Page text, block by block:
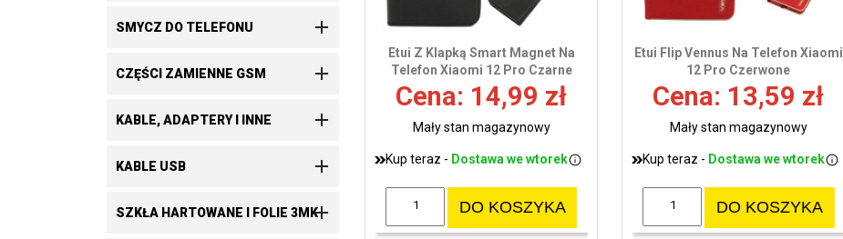
SMYCZ DO TELEFONU 
CZĘŚCI ZAMIENNE GSM 
KABLE, ADAPTERY I INNE 
KABLE USB 
SZKŁA HARTOWANE I FOLIE 3MK
Etui Z Klapką Smart Magnet Na
Telefon Xiaomi 12 Pro Czarne
Cena: 14,99 zł
Mały stan magazynowy
Kup teraz - Dostawa we wtorek
DO KOSZYKA
Etui Flip Vennus Na Telefon Xiaomi
12 Pro Czerwone
Cena: 13,59 zł
Mały stan magazynowy
Kup teraz - Dostawa we wtorek
DO KOSZYKA